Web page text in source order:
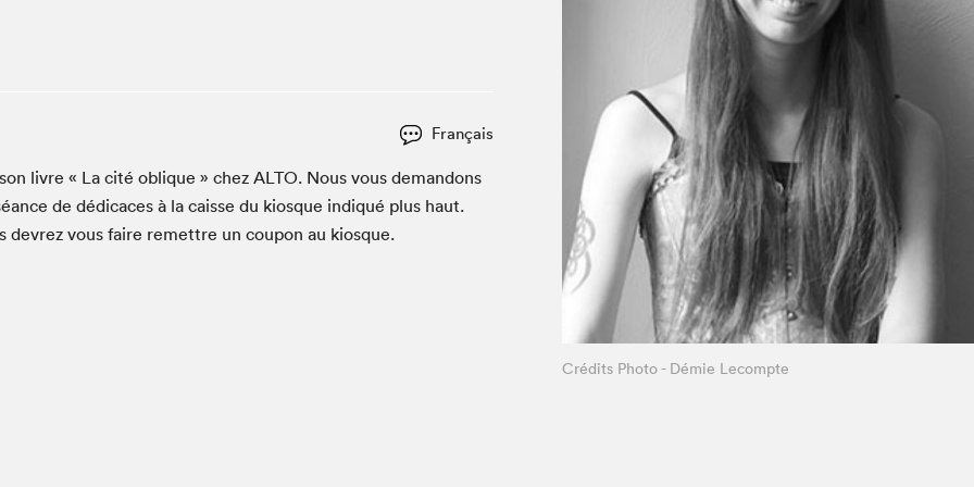
Le Salon dans ta classe
Liseur Public
Matinées scolaires Hydro-Québec
À propos du Salon
Liste des exposant·e·s
Liste des auteur·rice·s
Français
livre « La cité oblique » chezALTO. Nous vous deman­dons
de dédi­caces à la caisse du kiosque indiqué plus haut.
devrez vous faire remet­tre un coupon au kiosque.
Crédits Photo - Démie Lecompte